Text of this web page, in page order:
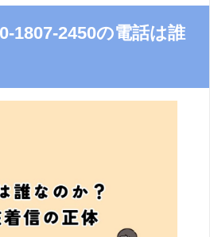
1807-2450の電話は誰